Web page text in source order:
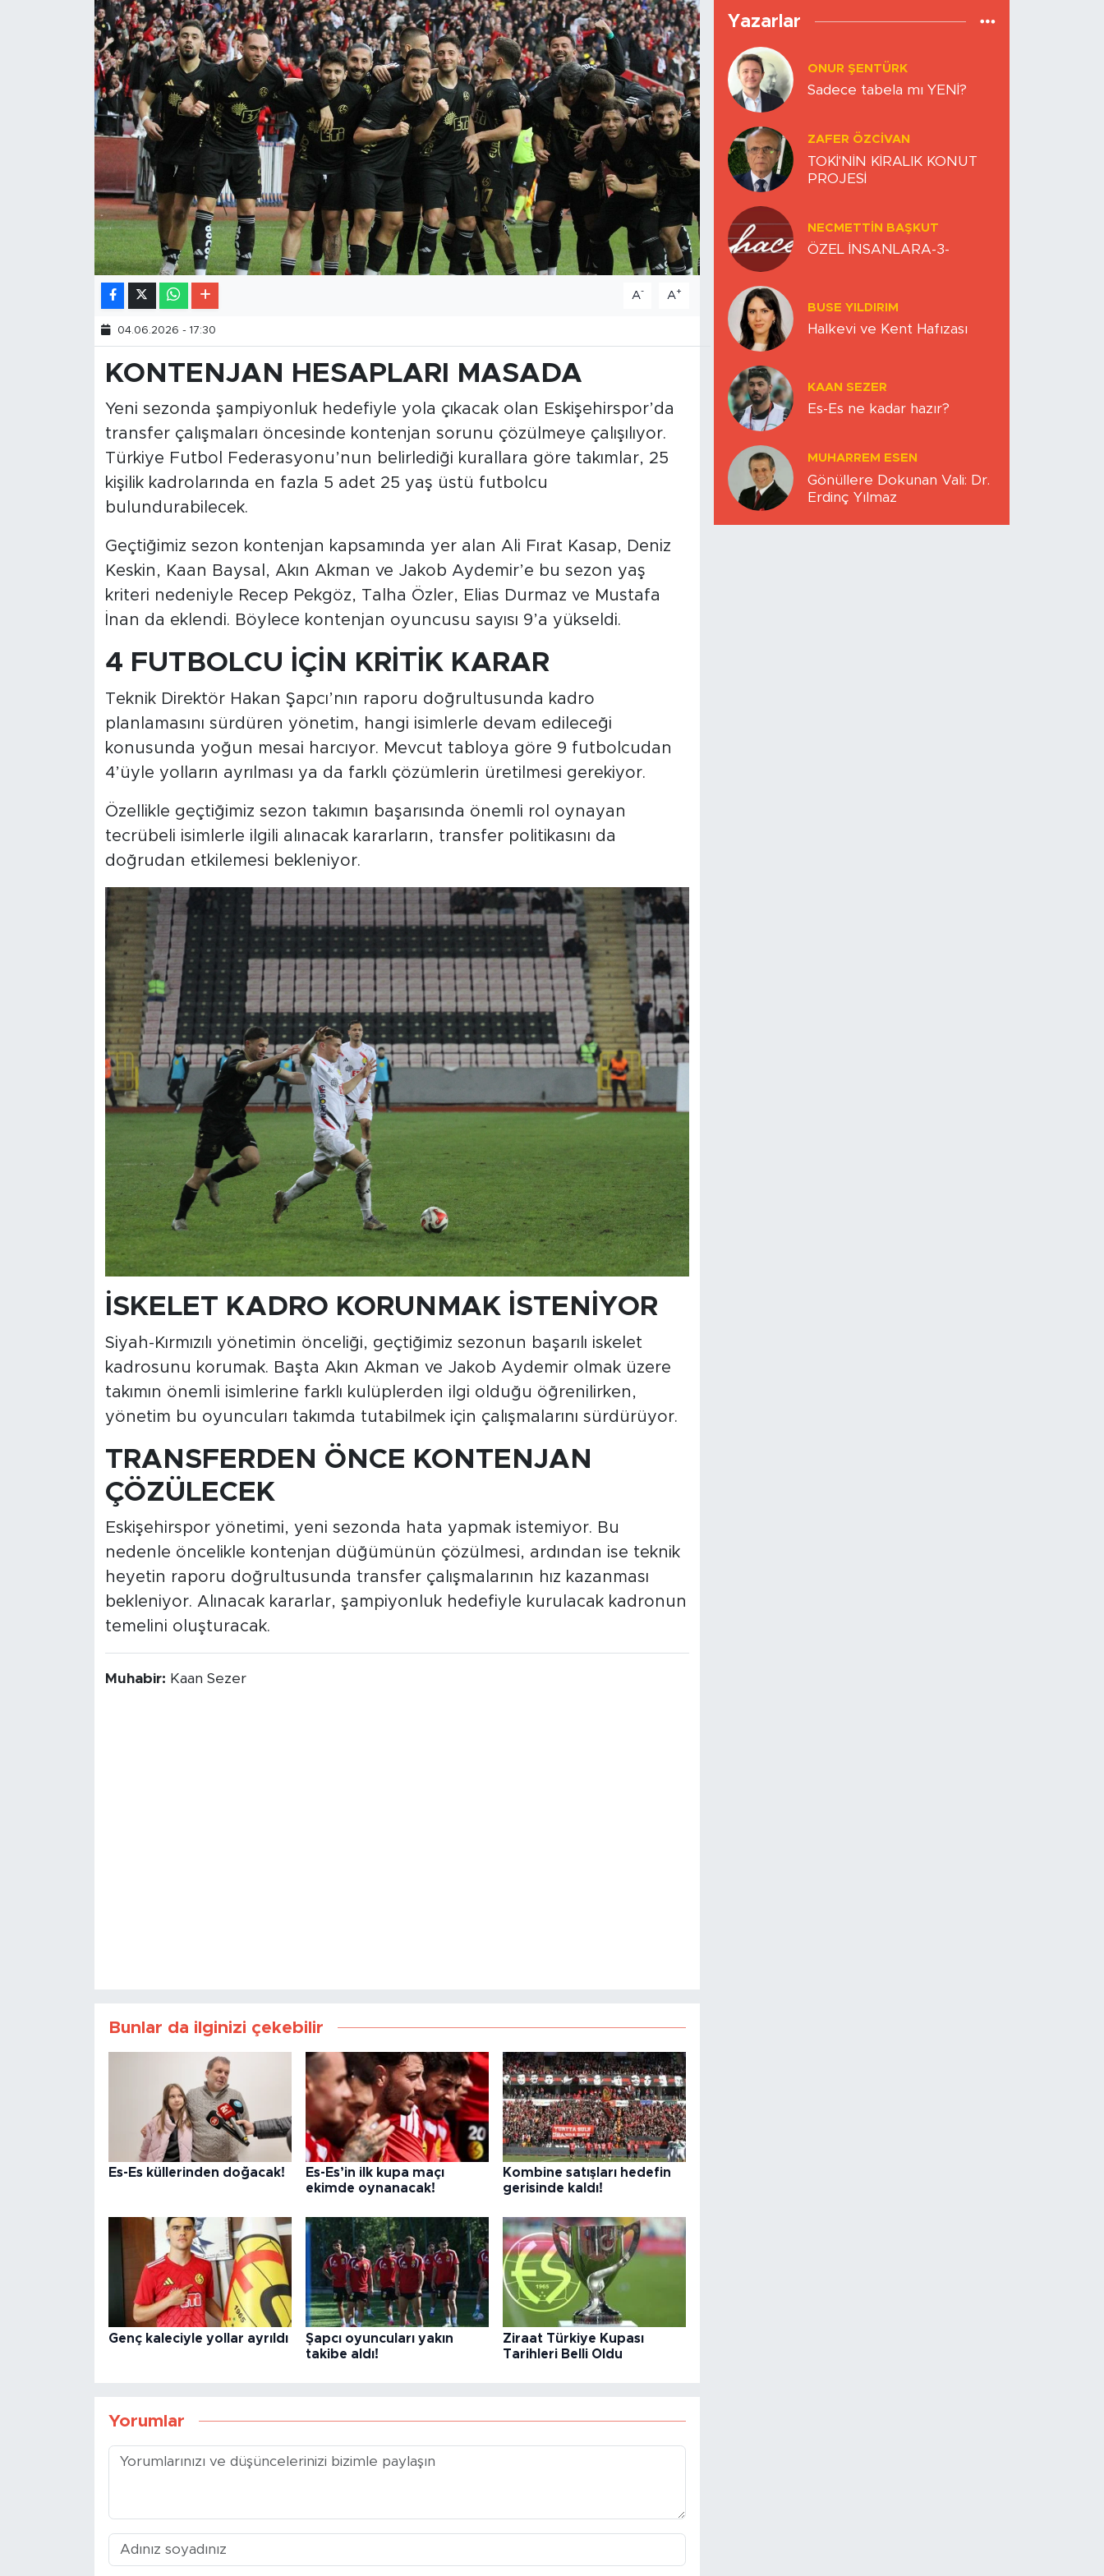
A- A+
04.06.2026 - 17:30
KONTENJAN HESAPLARI MASADA
Yeni sezonda şampiyonluk hedefiyle yola çıkacak olan Eskişehirspor’da
transfer çalışmaları öncesinde kontenjan sorunu çözülmeye çalışılıyor.
Türkiye Futbol Federasyonu’nun belirlediği kurallara göre takımlar, 25
kişilik kadrolarında en fazla 5 adet 25 yaş üstü futbolcu
bulundurabilecek.
Geçtiğimiz sezon kontenjan kapsamında yer alan Ali Fırat Kasap, Deniz
Keskin, Kaan Baysal, Akın Akman ve Jakob Aydemir’e bu sezon yaş
kriteri nedeniyle Recep Pekgöz, Talha Özler, Elias Durmaz ve Mustafa
İnan da eklendi. Böylece kontenjan oyuncusu sayısı 9’a yükseldi.
4 FUTBOLCU İÇİN KRİTİK KARAR
Teknik Direktör Hakan Şapcı’nın raporu doğrultusunda kadro
planlamasını sürdüren yönetim, hangi isimlerle devam edileceği
konusunda yoğun mesai harcıyor. Mevcut tabloya göre 9 futbolcudan
4’üyle yolların ayrılması ya da farklı çözümlerin üretilmesi gerekiyor.
Özellikle geçtiğimiz sezon takımın başarısında önemli rol oynayan
tecrübeli isimlerle ilgili alınacak kararların, transfer politikasını da
doğrudan etkilemesi bekleniyor.
İSKELET KADRO KORUNMAK İSTENİYOR
Siyah-Kırmızılı yönetimin önceliği, geçtiğimiz sezonun başarılı iskelet
kadrosunu korumak. Başta Akın Akman ve Jakob Aydemir olmak üzere
takımın önemli isimlerine farklı kulüplerden ilgi olduğu öğrenilirken,
yönetim bu oyuncuları takımda tutabilmek için çalışmalarını sürdürüyor.
TRANSFERDEN ÖNCE KONTENJAN
ÇÖZÜLECEK
Eskişehirspor yönetimi, yeni sezonda hata yapmak istemiyor. Bu
nedenle öncelikle kontenjan düğümünün çözülmesi, ardından ise teknik
heyetin raporu doğrultusunda transfer çalışmalarının hız kazanması
bekleniyor. Alınacak kararlar, şampiyonluk hedefiyle kurulacak kadronun
temelini oluşturacak.
Muhabir: Kaan Sezer
Bunlar da ilginizi çekebilir
Es-Es küllerinden doğacak!
Es-Es’in ilk kupa maçı
ekimde oynanacak!
Kombine satışları hedefin
gerisinde kaldı!
Genç kaleciyle yollar ayrıldı
Şapcı oyuncuları yakın
takibe aldı!
Ziraat Türkiye Kupası
Tarihleri Belli Oldu
Yorumlar
Yazarlar
ONUR ŞENTÜRK
Sadece tabela mı YENİ?
ZAFER ÖZCIVAN
TOKİ'NİN KİRALIK KONUT
PROJESİ
NECMETTIN BAŞKUT
ÖZEL İNSANLARA-3-
BUSE YILDIRIM
Halkevi ve Kent Hafızası
KAAN SEZER
Es-Es ne kadar hazır?
MUHARREM ESEN
Gönüllere Dokunan Vali: Dr.
Erdinç Yılmaz